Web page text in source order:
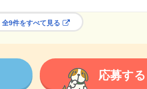
全9件をすべて見る
応募する